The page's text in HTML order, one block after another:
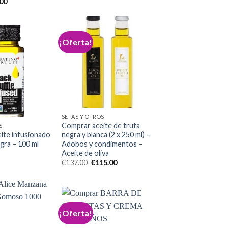
€65.00.
€50.00.
€50.00.
¡Oferta!
Add to
wishlist
SETAS Y OTROS
Comprar aceite de trufa
negra y blanca (2 x 250 ml) –
Adobos y condimentos –
Aceite de oliva
€137.00 El
€137.00.
€115.00El
€115.00.
wishlist
infusionado
– 100 ml
¡Oferta!